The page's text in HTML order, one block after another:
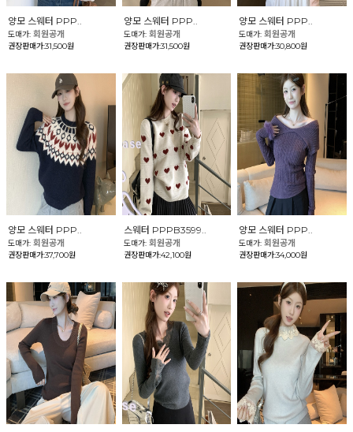
양모 스웨터 PPP..
도매가: 회원공개
권장판매가:31,500원
양모 스웨터 PPP..
도매가: 회원공개
권장판매가:31,500원
양모 스웨터 PPP..
도매가:회원공개
권장판매가:30,800원
양모 스웨터 PPP..
도매가: 회원공개
권장판매가:37,700원
스웨터 PPPB3599..
도매가: 회원공개
권장판매가:42,100원
양모 스웨터 PPP..
도매가:회원공개
권장판매가:34,000원